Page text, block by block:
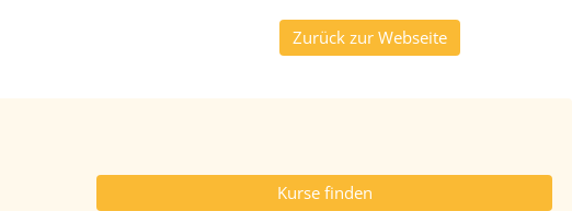
Zurück zur Webseite